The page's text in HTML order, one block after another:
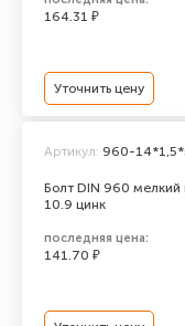
164.31 ₽
Уточнить цену
Болт DIN 960 мелкий
10.9 цинк
Артикул: 960-
последняя цена:
141.70 ₽